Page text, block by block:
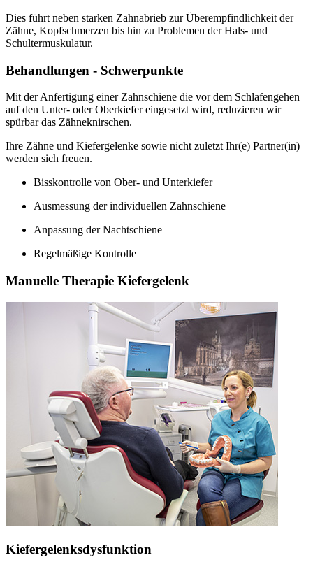
Dies führt neben starken Zahnabrieb zur Überempfindlichkeit der
Zähne, Kopfschmerzen bis hin zu Problemen der Hals- und
Schultermuskulatur.
Behandlungen - Schwerpunkte
Mit der Anfertigung einer Zahnschiene die vor dem Schlafengehen
auf den Unter- oder Oberkiefer eingesetzt wird, reduzieren wir
spürbar das Zähneknirschen.
Ihre Zähne und Kiefergelenke sowie nicht zuletzt Ihr(e) Partner(in)
werden sich freuen.
Bisskontrolle von Ober- und Unterkiefer
Ausmessung der individuellen Zahnschiene
Anpassung der Nachtschiene
Regelmäßige Kontrolle
Manuelle Therapie Kiefergelenk
Kiefergelenksdysfunktion